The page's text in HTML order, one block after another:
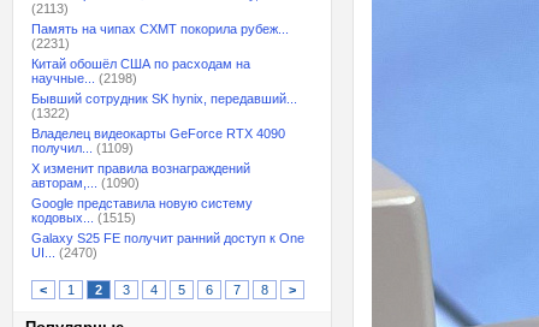
(2113)
Память на чипах CXMT покорила рубеж...
(2231)
Китай обошёл США по расходам на
научные...
(2198)
Бывший сотрудник SK hynix, передавший...
(1322)
Владелец видеокарты GeForce RTX 4090
получил...
(1109)
X изменит правила вознаграждений
авторам,...
(1090)
Google представила новую систему
кодовых...
(1515)
Galaxy S25 FE получит ранний доступ к One
UI...
(2470)
< 1 2 3 4 5 6 7 8 >